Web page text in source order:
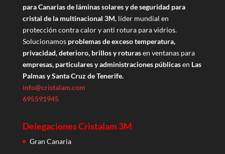
para Canarias de láminas solares y de seguridad para
cristal de la multinacional 3M, líder mundial en
protección contra calor y anti rotura para vidrios.
Solucionamos problemas de exceso temperatura,
privacidad, deterioro, brillos y roturasen ventanas para
empresas, particulares y administraciones públicasen Las
Palmas y Santa Cruz de Tenerife.
info@cristalam.com
695591945
Delegaciones Cristalam 3M
Gran Canaria